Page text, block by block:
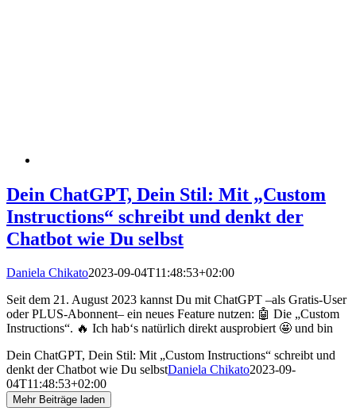
Dein ChatGPT, Dein Stil: Mit „Custom
Instructions“ schreibt und denkt der
Chatbot wie Du selbst
Daniela Chikato2023-09-04T11:48:53+02:00
Seit dem 21. August 2023 kannst Du mit ChatGPT –als Gratis-User
oder PLUS-Abonnent– ein neues Feature nutzen: 🤖 Die „Custom
Instructions“. 🔥 Ich hab‘s natürlich direkt ausprobiert 🤩 und bin
Dein ChatGPT, Dein Stil: Mit „Custom Instructions“ schreibt und
denkt der Chatbot wie Du selbstDaniela Chikato2023-09-
04T11:48:53+02:00
Mehr Beiträge laden